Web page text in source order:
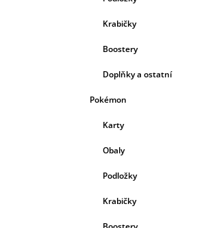
Krabičky
Boostery
Doplňky a ostatní
Pokémon
Karty
Obaly
Podložky
Krabičky